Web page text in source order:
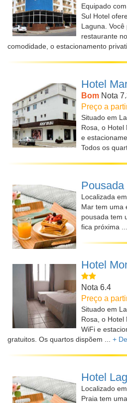
Equipado
Sul Hotel
Laguna.
restaurante
comodidade, o estacionamento
Hotel
Bom Nota
Preço a
Situado em
Rosa, o Hotel
e
Todos os
Localizada
Mar tem uma
pousada tem
fica próxima ...
Hotel
Nota 6.4
Preço a
Situado em
Rosa, o Hotel
WiFi e
gratuitos. Os quartos dispõem ... +
Hotel
Localizado
Praia tem